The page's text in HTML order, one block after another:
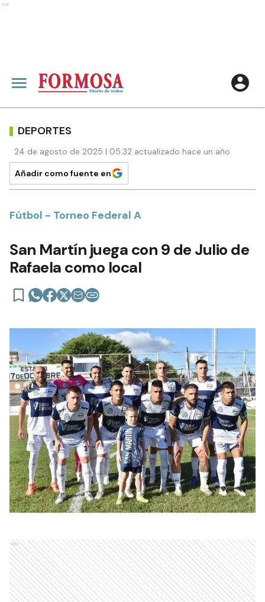
Ads
DEPORTES
24 de agosto de 2025 | 05:32 actualizado hace un año
Añadir como fuente en
Fútbol - Torneo Federal A
San Martín juega con 9 de Julio de
Rafaela como local
Ads